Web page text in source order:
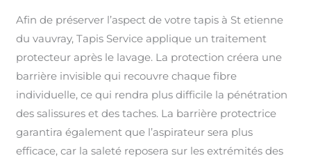
Afin de préserver l’aspect de votre tapis à St etienne
du vauvray, Tapis Service applique un traitement
protecteur après le lavage. La protection créera une
barrière invisible qui recouvre chaque fibre
individuelle, ce qui rendra plus difficile la pénétration
des salissures et des taches. La barrière protectrice
garantira également que l’aspirateur sera plus
efficace, car la saleté reposera sur les extrémités des